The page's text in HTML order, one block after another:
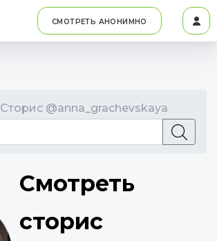
СМОТРЕТЬ АНОНИМНО
Сторис @anna_grachevskaya
Смотреть
сторис